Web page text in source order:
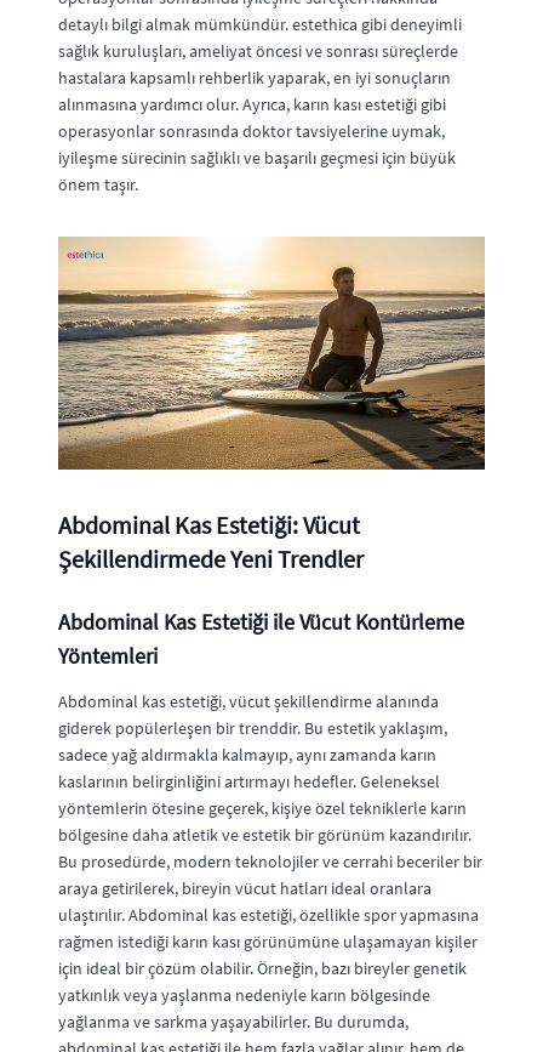
detaylı bilgi almak mümkündür. estethica gibi deneyimli
sağlık kuruluşları, ameliyat öncesi ve sonrası süreçlerde
hastalara kapsamlı rehberlik yaparak, en iyi sonuçların
alınmasına yardımcı olur. Ayrıca, karın kası estetiği gibi
operasyonlar sonrasında doktor tavsiyelerine uymak,
iyileşme sürecinin sağlıklı ve başarılı geçmesi için büyük
önem taşır.
Abdominal Kas Estetiği: Vücut
Şekillendirmede Yeni Trendler
Abdominal Kas Estetiği ile Vücut Kontürleme
Yöntemleri
Abdominal kas estetiği, vücut şekillendirme alanında
giderek popülerleşen bir trenddir. Bu estetik yaklaşım,
sadece yağ aldırmakla kalmayıp, aynı zamanda karın
kaslarının belirginliğini artırmayı hedefler. Geleneksel
yöntemlerin ötesine geçerek, kişiye özel tekniklerle karın
bölgesine daha atletik ve estetik bir görünüm kazandırılır.
Bu prosedürde, modern teknolojiler ve cerrahi beceriler bir
araya getirilerek, bireyin vücut hatları ideal oranlara
ulaştırılır. Abdominal kas estetiği, özellikle spor yapmasına
rağmen istediği karın kası görünümüne ulaşamayan kişiler
için ideal bir çözüm olabilir. Örneğin, bazı bireyler genetik
yatkınlık veya yaşlanma nedeniyle karın bölgesinde
yağlanma ve sarkma yaşayabilirler. Bu durumda,